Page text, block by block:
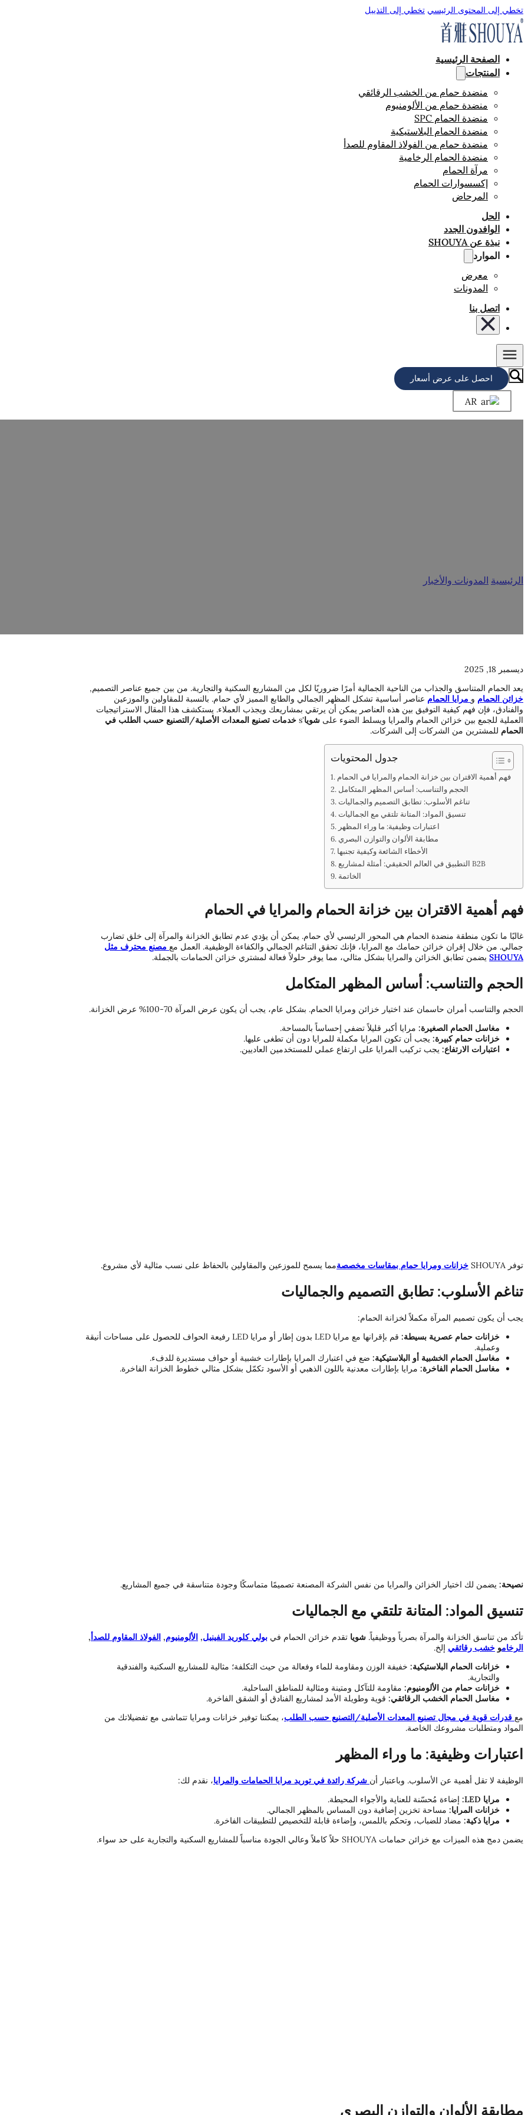
تخطي إلى المحتوى الرئيسي تخطي إلى التذييل
الصفحة الرئيسية
المنتجات
منضدة حمام من الخشب الرقائقي
منضدة حمام من الألومنيوم
منضدة الحمام SPC
منضدة الحمام البلاستيكية
منضدة حمام من الفولاذ المقاوم للصدأ
منضدة الحمام الرخامية
مرآة الحمام
إكسسوارات الحمام
المرحاض
الحل
الوافدون الجدد
نبذة عن SHOUYA
الموارد
معرض
المدونات
اتصل بنا
احصل على عرض أسعار
الرئيسية المدونات والأخبار
ديسمبر 18, 2025
يعد الحمام المتناسق والجذاب من الناحية الجمالية أمرًا ضروريًا لكل من المشاريع السكنية والتجارية. من بين جميع عناصر التصميم,
خزائن الحمام و مرايا الحمام عناصر أساسية تشكل المظهر الجمالي والطابع المميز لأي حمام. بالنسبة للمقاولين والموزعين
والفنادق، فإن فهم كيفية التوفيق بين هذه العناصر يمكن أن يرتقي بمشاريعك ويجذب العملاء. يستكشف هذا المقال الاستراتيجيات
العملية للجمع بين خزائن الحمام والمرايا ويسلط الضوء على شويا's خدمات تصنيع المعدات الأصلية/التصنيع حسب الطلب في
الحمام للمشترين من الشركات إلى الشركات.
جدول المحتويات
فهم أهمية الاقتران بين خزانة الحمام والمرايا في الحمام
الحجم والتناسب: أساس المظهر المتكامل
تناغم الأسلوب: تطابق التصميم والجماليات
تنسيق المواد: المتانة تلتقي مع الجماليات
اعتبارات وظيفية: ما وراء المظهر
مطابقة الألوان والتوازن البصري
الأخطاء الشائعة وكيفية تجنبها
التطبيق في العالم الحقيقي: أمثلة لمشاريع B2B
الخاتمة
فهم أهمية الاقتران بين خزانة الحمام والمرايا في الحمام
غالبًا ما تكون منطقة منضدة الحمام هي المحور الرئيسي لأي حمام. يمكن أن يؤدي عدم تطابق الخزانة والمرآة إلى خلق تضارب
جمالي. من خلال إقران خزائن حمامك مع المرايا، فإنك تحقق التناغم الجمالي والكفاءة الوظيفية. العمل مع مصنع محترف مثل
SHOUYA يضمن تطابق الخزائن والمرايا بشكل مثالي، مما يوفر حلولاً فعالة لمشتري خزائن الحمامات بالجملة.
الحجم والتناسب: أساس المظهر المتكامل
الحجم والتناسب أمران حاسمان عند اختيار خزائن ومرايا الحمام. بشكل عام، يجب أن يكون عرض المرآة 70-100% عرض الخزانة.
مغاسل الحمام الصغيرة: مرايا أكبر قليلاً تضفي إحساساً بالمساحة.
خزانات حمام كبيرة: يجب أن تكون المرايا مكملة للمرايا دون أن تطغى عليها.
اعتبارات الارتفاع: يجب تركيب المرايا على ارتفاع عملي للمستخدمين العاديين.
توفر SHOUYA خزانات ومرايا حمام بمقاسات مخصصةمما يسمح للموزعين والمقاولين بالحفاظ على نسب مثالية لأي مشروع.
تناغم الأسلوب: تطابق التصميم والجماليات
يجب أن يكون تصميم المرآة مكملاً لخزانة الحمام:
خزانات حمام عصرية بسيطة:
قم بإقرانها مع مرايا LED بدون إطار أو مرايا LED رفيعة الحواف للحصول على مساحات أنيقة
وعملية.
مغاسل الحمام الخشبية أو البلاستيكية: ضع في اعتبارك المرايا بإطارات خشبية أو حواف مستديرة للدفء.
مغاسل الحمام الفاخرة: مرايا بإطارات معدنية باللون الذهبي أو الأسود تكمّل بشكل مثالي خطوط الخزانة الفاخرة.
نصيحة: يضمن لك اختيار الخزائن والمرايا من نفس الشركة المصنعة تصميمًا متماسكًا وجودة متناسقة في جميع المشاريع.
تنسيق المواد: المتانة تلتقي مع الجماليات
تأكد من تناسق الخزانة والمرآة بصرياً ووظيفياً. شويا تقدم خزائن الحمام في بولي كلوريد الفينيل, الألومنيوم, الفولاذ المقاوم للصدأ,
الرخامو خشب رقائقي إلخ.
خزانات الحمام البلاستيكية: خفيفة الوزن ومقاومة للماء وفعالة من حيث التكلفة؛ مثالية للمشاريع السكنية والفندقية
والتجارية.
خزانات حمام من الألومنيوم: مقاومة للتآكل ومتينة ومثالية للمناطق الساحلية.
مغاسل الحمام الخشب الرقائقي: قوية وطويلة الأمد لمشاريع الفنادق أو الشقق الفاخرة.
مع قدرات قوية في مجال تصنيع المعدات الأصلية/التصنيع حسب الطلب، يمكننا توفير خزانات ومرايا تتماشى مع تفضيلاتك من
المواد ومتطلبات مشروعك الخاصة.
اعتبارات وظيفية: ما وراء المظهر
الوظيفة لا تقل أهمية عن الأسلوب. وباعتبار أن شركة رائدة في توريد مرايا الحمامات والمرايا، نقدم لك:
مرايا LED:
إضاءة مُحسّنة للعناية والأجواء المحيطة.
خزانات المرايا: مساحة تخزين إضافية دون المساس بالمظهر الجمالي.
مرايا ذكية: مضاد للضباب، وتحكم باللمس، وإضاءة قابلة للتخصيص للتطبيقات الفاخرة.
يضمن دمج هذه الميزات مع خزائن حمامات SHOUYA حلاً كاملاً وعالي الجودة مناسباً للمشاريع السكنية والتجارية على حد سواء.
مطابقة الألوان والتوازن البصري